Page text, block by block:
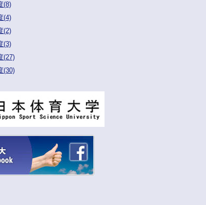
(8)
(4)
(2)
(3)
(27)
(30)